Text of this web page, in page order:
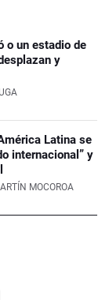
o un estadio de
y
Latina se
internacional” y
MOCOROA